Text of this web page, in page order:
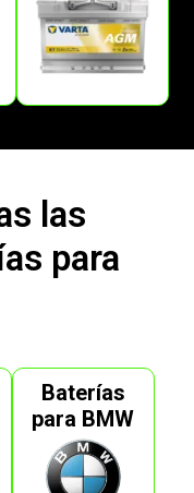
las
para
Baterías
para BMW